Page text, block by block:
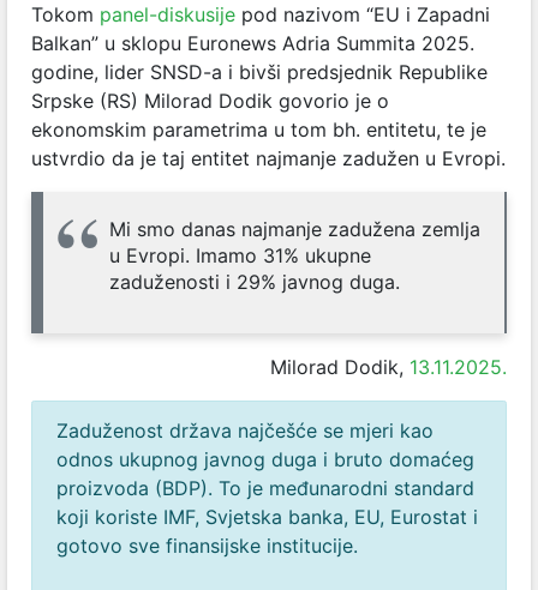
Tokom panel-diskusije pod nazivom “EU i Zapadni
Balkan” u sklopu Euronews Adria Summita 2025.
godine, lider SNSD-a i bivši predsjednik Republike
Srpske (RS) Milorad Dodik govorio je o
ekonomskim parametrima u tom bh. entitetu, te je
ustvrdio da je taj entitet najmanje zadužen u Evropi.
Mi smo danas najmanje zadužena zemlja
u Evropi. Imamo 31% ukupne
zaduženosti i 29% javnog duga.
Milorad Dodik, 13.11.2025.
Zaduženost država najčešće se mjeri kao
odnos ukupnog javnog duga i bruto domaćeg
proizvoda (BDP). To je međunarodni standard
koji koriste IMF, Svjetska banka, EU, Eurostat i
gotovo sve finansijske institucije.